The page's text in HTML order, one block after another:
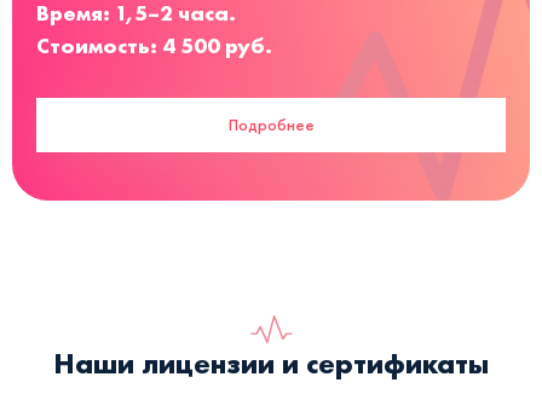
Время: 1,5–2 часа.
Стоимость: 4 500 руб.
Подробнее
Наши лицензии и сертификаты